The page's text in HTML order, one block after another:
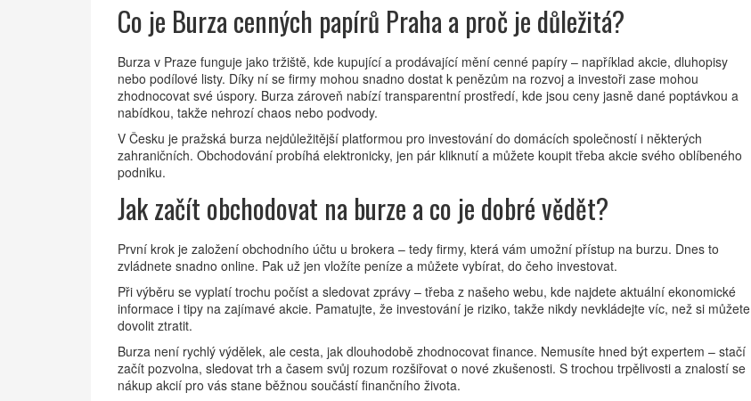
Co je Burza cenných papírů Praha a proč je důležitá?
Burza v Praze funguje jako tržiště, kde kupující a prodávající mění cenné papíry – například akcie, dluhopisy
nebo podílové listy. Díky ní se firmy mohou snadno dostat k penězům na rozvoj a investoři zase mohou
zhodnocovat své úspory. Burza zároveň nabízí transparentní prostředí, kde jsou ceny jasně dané poptávkou a
nabídkou, takže nehrozí chaos nebo podvody.
V Česku je pražská burza nejdůležitější platformou pro investování do domácích společností i některých
zahraničních. Obchodování probíhá elektronicky, jen pár kliknutí a můžete koupit třeba akcie svého oblíbeného
podniku.
Jak začít obchodovat na burze a co je dobré vědět?
První krok je založení obchodního účtu u brokera – tedy firmy, která vám umožní přístup na burzu. Dnes to
zvládnete snadno online. Pak už jen vložíte peníze a můžete vybírat, do čeho investovat.
Při výběru se vyplatí trochu počíst a sledovat zprávy – třeba z našeho webu, kde najdete aktuální ekonomické
informace i tipy na zajímavé akcie. Pamatujte, že investování je riziko, takže nikdy nevkládejte víc, než si můžete
dovolit ztratit.
Burza není rychlý výdělek, ale cesta, jak dlouhodobě zhodnocovat finance. Nemusíte hned být expertem – stačí
začít pozvolna, sledovat trh a časem svůj rozum rozšiřovat o nové zkušenosti. S trochou trpělivosti a znalostí se
nákup akcií pro vás stane běžnou součástí finančního života.